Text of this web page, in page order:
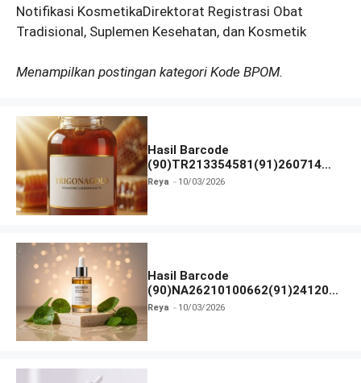
Notifikasi KosmetikaDirektorat Registrasi Obat
Tradisional, Suplemen Kesehatan, dan Kosmetik
Menampilkan postingan kategori Kode BPOM.
Hasil Barcode
(90)TR213354581(91)260714
dan Izin BPOM
Reya 10/03/2026
Hasil Barcode
(90)NA26210100662(91)241203
dan Izin BPOM
Reya 10/03/2026